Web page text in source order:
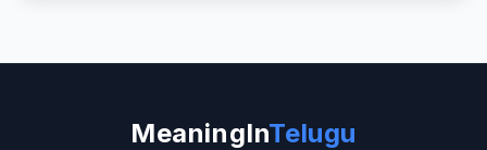
MeaningInTelugu